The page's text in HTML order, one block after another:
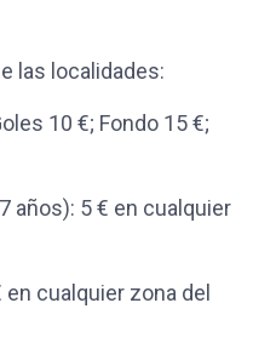
las localidades:
10 €; Fondo 15 €;
años): 5 € en cualquier
cualquier zona del